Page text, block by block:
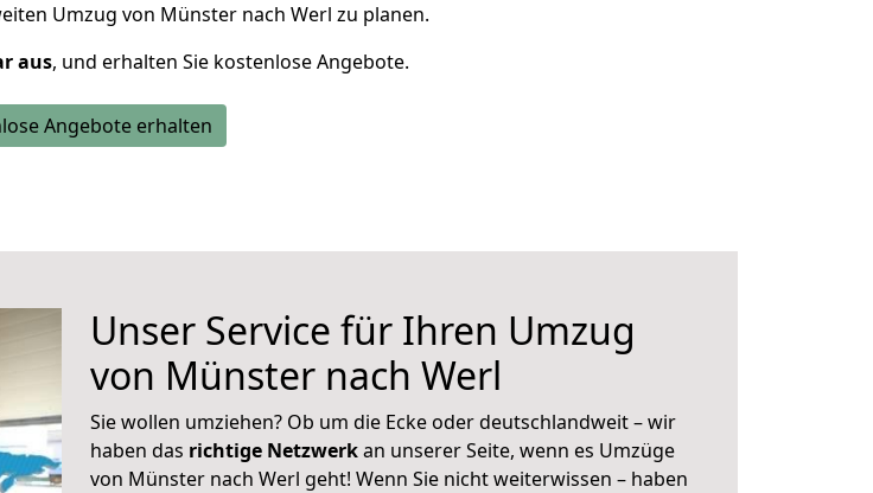
Umzug von Münster nach Werl zu planen.
aus, und erhalten Sie kostenlose Angebote.
Angebote erhalten
Unser Service für Ihren Umzug
von Münster nach Werl
Sie wollen umziehen? Ob um die Ecke oder deutschlandweit – wir
haben das richtige Netzwerkan unserer Seite, wenn es Umzüge
von Münster nach Werl geht! Wenn Sie nicht weiterwissen – haben